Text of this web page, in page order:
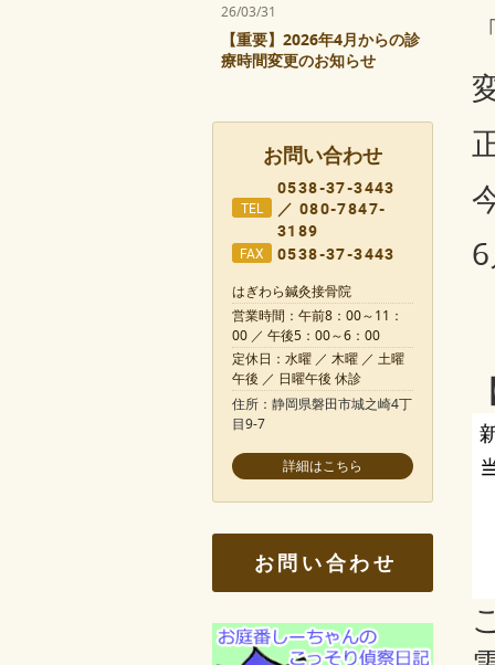
26/03/31
【重要】2026年4月からの診
療時間変更のお知らせ
お問い合わせ
TEL
0538-37-3443
／ 080-7847-
3189
FAX 0538-37-3443
はぎわら鍼灸接骨院
営業時間：午前8：00～11：
00 ／ 午後5：00～6：00
定休日：水曜 ／ 木曜 ／ 土曜
午後 ／ 日曜午後 休診
住所：静岡県磐田市城之崎4丁
目9-7
お問い合わせ